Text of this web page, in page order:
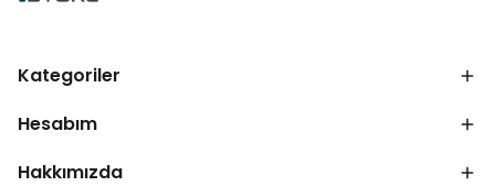
Kategoriler
Hesabım
Hakkımızda